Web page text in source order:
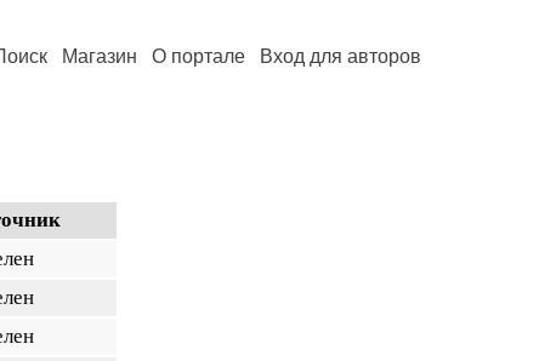
Магазин О портале Вход для авторов